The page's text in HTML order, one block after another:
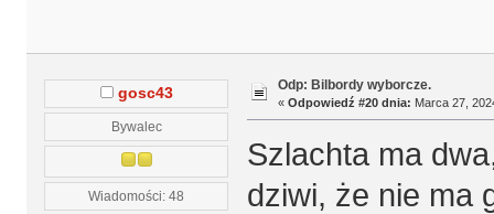
gosc43
Bywalec
Wiadomości: 48
Odp: Bilbordy wyborcze.
« Odpowiedź #20 dnia: Marca 27,
Szlachta ma
dziwi, że nie ma